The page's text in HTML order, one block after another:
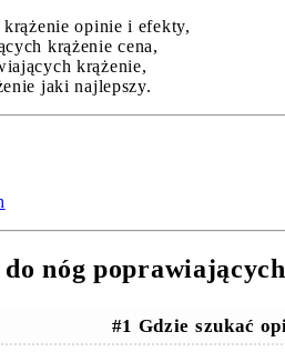
opinie i efekty,
krążenie cena,
krążenie,
jaki najlepszy.
do nóg
#1 Gdzie szukać